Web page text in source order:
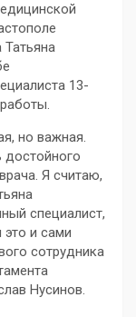
Татьяна
13-
но важная.
Я считаю,
специалист,
и сами
сотрудника
Нусинов.